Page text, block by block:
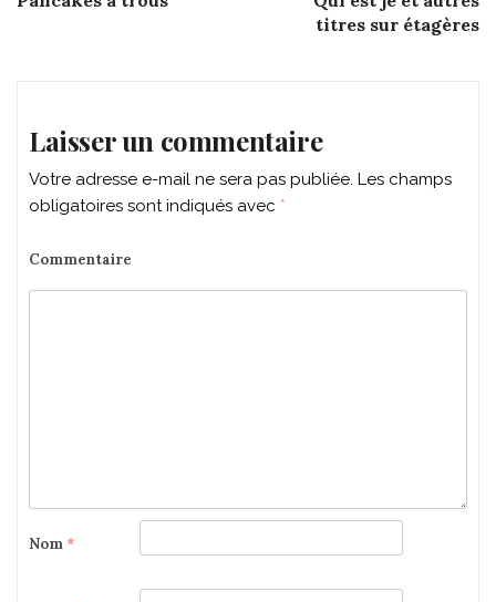
titres sur étagères
Laisser un commentaire
Votre adresse e-mail ne sera pas publiée. Les champs
obligatoires sont indiqués avec *
Commentaire
Nom *